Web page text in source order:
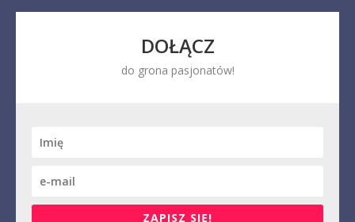
DOŁĄCZ
do grona pasjonatów!
ZAPISZ SIĘ!